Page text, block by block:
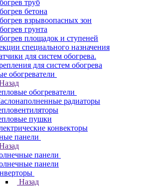
труб
бетона
взрывоопасных зон
грунта
площадок и ступеней
специального назначения
для систем обогрева.
для систем обогрева
обогреватели
обогреватели
радиаторы
пушки
конвекторы
панели
панели
панели
Назад